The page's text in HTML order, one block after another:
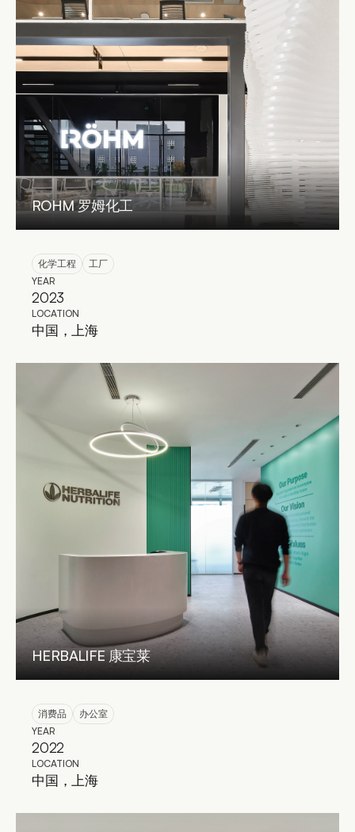
ROHM 罗姆化工
化学工程
工厂
YEAR
2023
LOCATION
中国，上海
HERBALIFE 康宝莱
消费品
办公室
YEAR
2022
LOCATION
中国，上海